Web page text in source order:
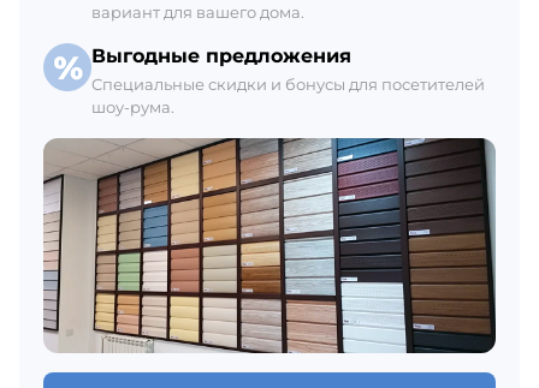
вариант для вашего дома.
Выгодные предложения
Специальные скидки и бонусы для посетителей
шоу-рума.